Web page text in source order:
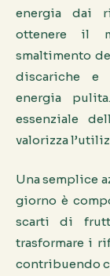
energia dai
ottenere il
smaltimento
discariche e
energia
essenziale
valorizza
Una semplice
giorno è
scarti di
trasformare i
contribuendo